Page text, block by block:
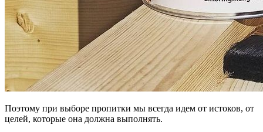
Поэтому при выборе пропитки мы всегда идем от истоков, от
целей, которые она должна выполнять.